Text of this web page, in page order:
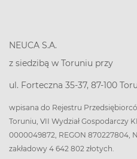
NEUCA S.A.
z siedzibą w Toruniu przy
ul. Forteczna 35-37, 87-100
wpisana do Rejestru
Toruniu, VII Wydział Gospodarczy
0000049872, REGON 870227804,
zakładowy 4 642 802 złotych.